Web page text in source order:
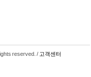
reserved. / 고객센터